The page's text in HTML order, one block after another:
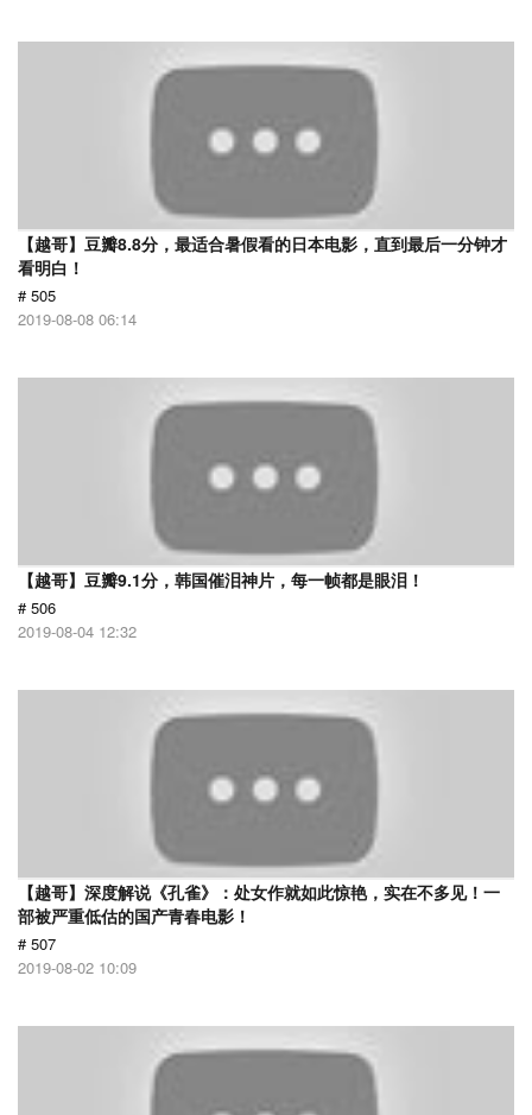
【越哥】豆瓣8.8分，最适合暑假看的日本电影，直到最后一分钟才
看明白！
# 505
2019-08-08 06:14
【越哥】豆瓣9.1分，韩国催泪神片，每一帧都是眼泪！
# 506
2019-08-04 12:32
【越哥】深度解说《孔雀》：处女作就如此惊艳，实在不多见！一
部被严重低估的国产青春电影！
# 507
2019-08-02 10:09